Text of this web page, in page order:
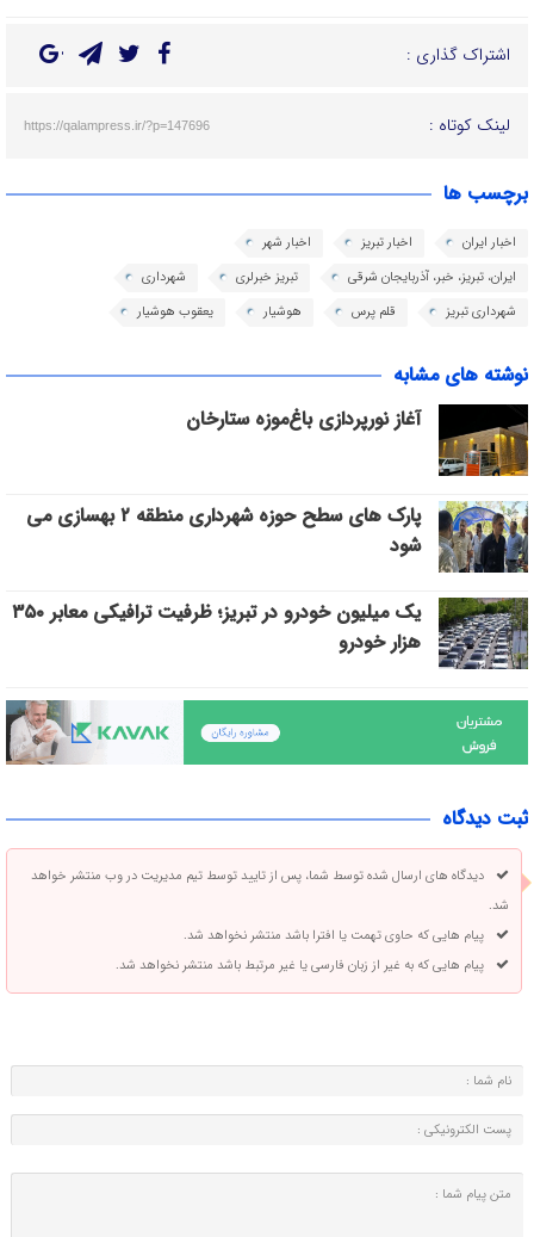
اشتراک گذاری :
لینک کوتاه : https://qalampress.ir/?p=147696
برچسب ها
اخبار ایران اخبار تبریز
اخبار شهر
ایران، تبریز، خبر، آذربایجان شرقی
تبریز خبرلری
شهرداری
شهرداری تبریز
قلم پرس هوشیار یعقوب هوشیار
نوشته های مشابه
آغاز نورپردازی باغ‌موزه ستارخان
پارک های سطح حوزه شهرداری منطقه ۲ بهسازی می
شود
یک میلیون خودرو در تبریز؛ ظرفیت ترافیکی معابر ۳۵۰
هزار خودرو
ثبت دیدگاه
دیدگاه های ارسال شده توسط شما، پس از تایید توسط تیم مدیریت در وب منتشر خواهد
شد.
پیام هایی که حاوی تهمت یا افترا باشد منتشر نخواهد شد.
پیام هایی که به غیر از زبان فارسی یا غیر مرتبط باشد منتشر نخواهد شد.